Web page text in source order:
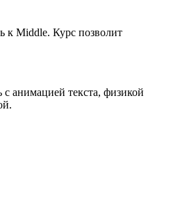
к Middle. Курс позволит
анимацией текста, физикой